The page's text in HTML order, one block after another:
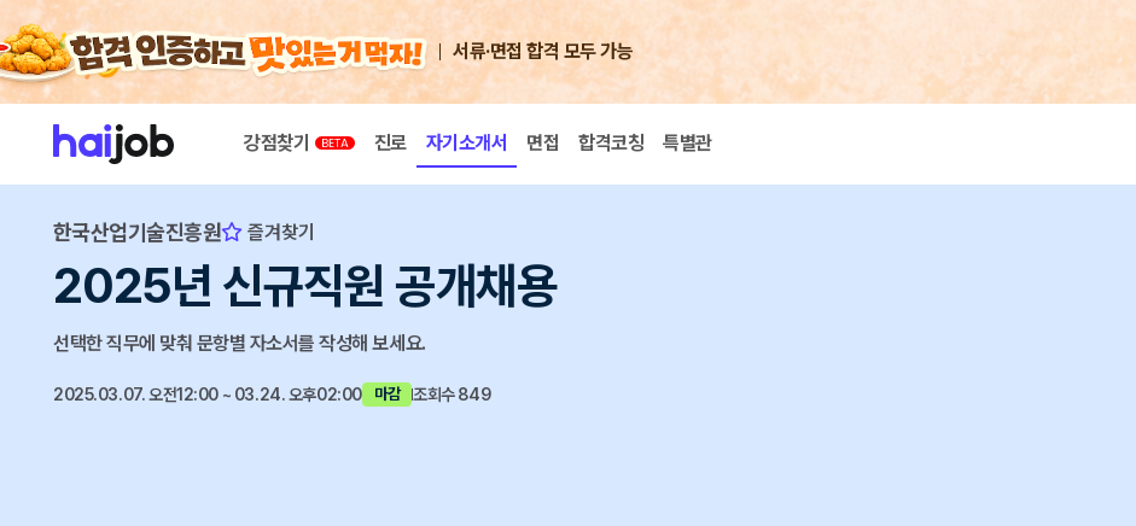
서류·면접 합격 모두 가능
강점찾기 진로 자기소개서 면접 합격코칭 특별관
한국산업기술진흥원 즐겨찾기
2025년 신규직원 공개채용
선택한 직무에 맞춰 문항별 자소서를 작성해 보세요.
2025.03.07. 오전12:00 ~ 03.24. 오후02:00 마감 조회수 849